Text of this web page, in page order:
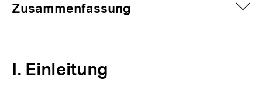
Zusammenfassung
I. Einleitung